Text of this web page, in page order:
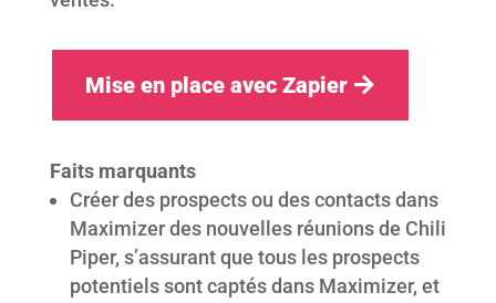
Mise en place avec Zapier
Faits marquants
Créer des prospects ou des contacts dans
Maximizer des nouvelles réunions de Chili
Piper, s’assurant que tous les prospects
potentiels sont captés dans Maximizer, et